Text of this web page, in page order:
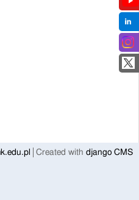
Created with django CMS